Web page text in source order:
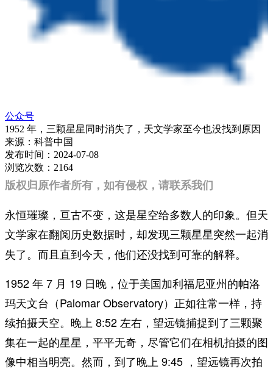
公众号
1952 年，三颗星星同时消失了，天文学家至今也没找到原因
来源： 科普中国
发布时间： 2024-07-08
浏览次数： 2164
版权归原作者所有，如有侵权，请联系我们
永恒璀璨，亘古不变，这是星空给多数人的印象。但天
文学家在翻阅历史数据时，却发现三颗星星突然一起消
失了。而且直到今天，他们还没找到可靠的解释。
1952 年 7 月 19 日晚，位于美国加利福尼亚州的帕洛
玛天文台（Palomar Observatory）正如往常一样，持
续拍摄天空。晚上 8:52 左右，望远镜捕捉到了三颗聚
集在一起的星星，平平无奇，尽管它们在相机拍摄的图
像中相当明亮。然而，到了晚上 9:45 ，望远镜再次拍